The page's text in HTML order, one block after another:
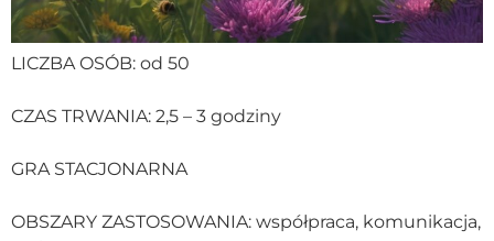
LICZBA OSÓB: od 50
CZAS TRWANIA: 2,5 – 3 godziny
GRA STACJONARNA
OBSZARY ZASTOSOWANIA: współpraca, komunikacja,